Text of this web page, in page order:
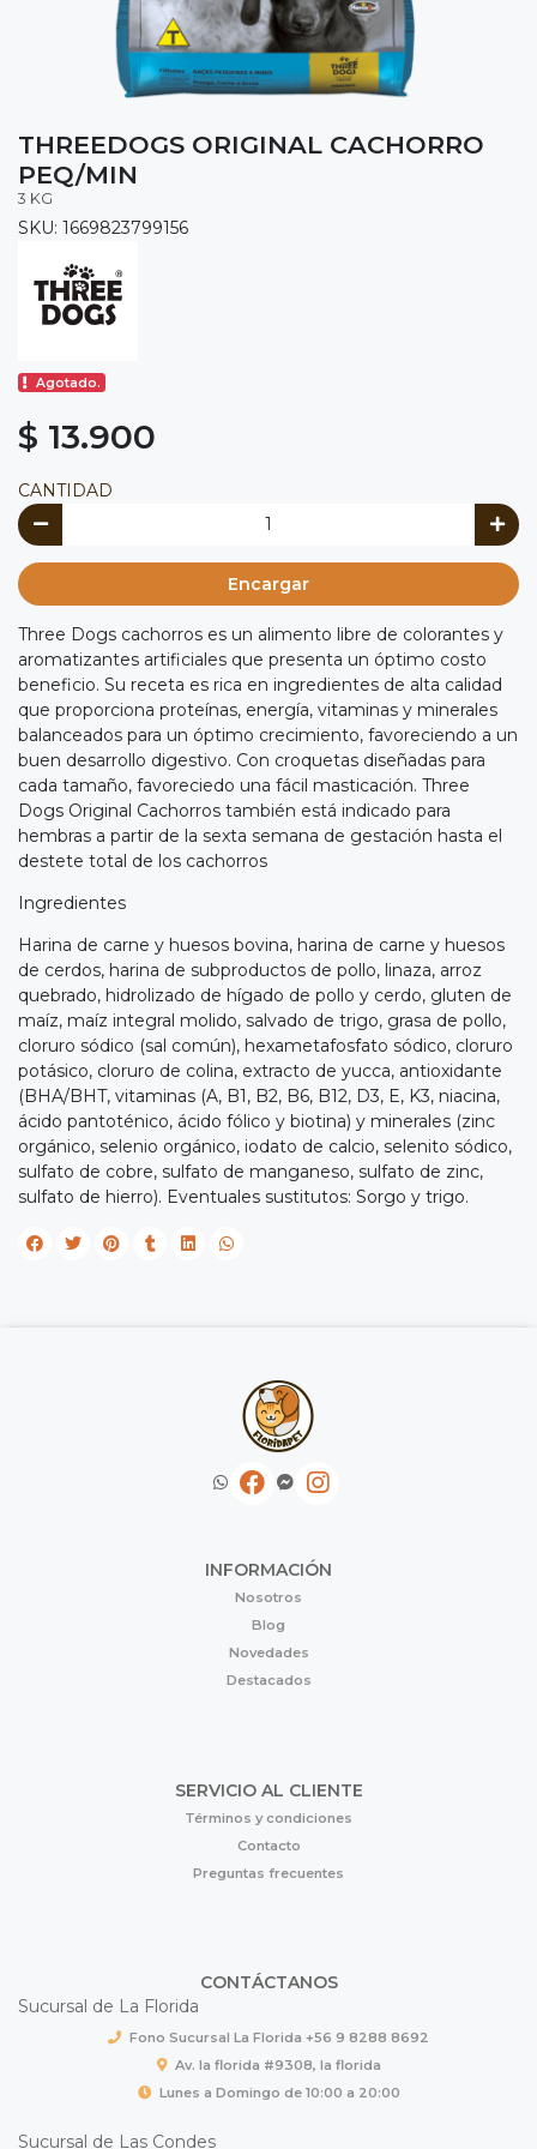
THREEDOGS ORIGINAL CACHORRO
PEQ/MIN
3 KG
SKU: 1669823799156
Agotado.
$ 13.900
CANTIDAD
Encargar
Three Dogs cachorros es un alimento libre de colorantes y
aromatizantes artificiales que presenta un óptimo costo
beneficio. Su receta es rica en ingredientes de alta calidad
que proporciona proteínas, energía, vitaminas y minerales
balanceados para un óptimo crecimiento, favoreciendo a un
buen desarrollo digestivo. Con croquetas diseñadas para
cada tamaño, favoreciedo una fácil masticación. Three
Dogs Original Cachorros también está indicado para
hembras a partir de la sexta semana de gestación hasta el
destete total de los cachorros
Ingredientes
Harina de carne y huesos bovina, harina de carne y huesos
de cerdos, harina de subproductos de pollo, linaza, arroz
quebrado, hidrolizado de hígado de pollo y cerdo, gluten de
maíz, maíz integral molido, salvado de trigo, grasa de pollo,
cloruro sódico (sal común), hexametafosfato sódico, cloruro
potásico, cloruro de colina, extracto de yucca, antioxidante
(BHA/BHT, vitaminas (A, B1, B2, B6, B12, D3, E, K3, niacina,
ácido pantoténico, ácido fólico y biotina) y minerales (zinc
orgánico, selenio orgánico, iodato de calcio, selenito sódico,
sulfato de cobre, sulfato de manganeso, sulfato de zinc,
sulfato de hierro). Eventuales sustitutos: Sorgo y trigo.
INFORMACIÓN
Nosotros
Blog
Novedades
Destacados
SERVICIO AL CLIENTE
Términos y condiciones
Contacto
Preguntas frecuentes
CONTÁCTANOS
Sucursal de La Florida
Fono Sucursal La Florida +56 9 8288 8692
Av. la florida #9308, la florida
Lunes a Domingo de 10:00 a 20:00
Sucursal de Las Condes